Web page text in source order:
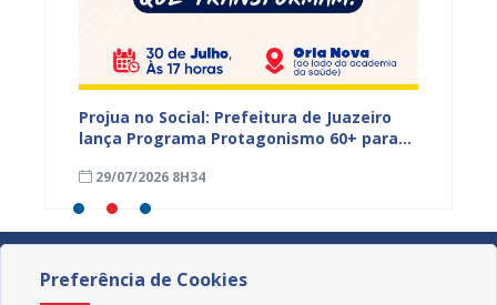
Projua no Social: Prefeitura de Juazeiro
lança Programa Protagonismo 60+ para
idosa
29/07/2026 8H34
Preferência de Cookies